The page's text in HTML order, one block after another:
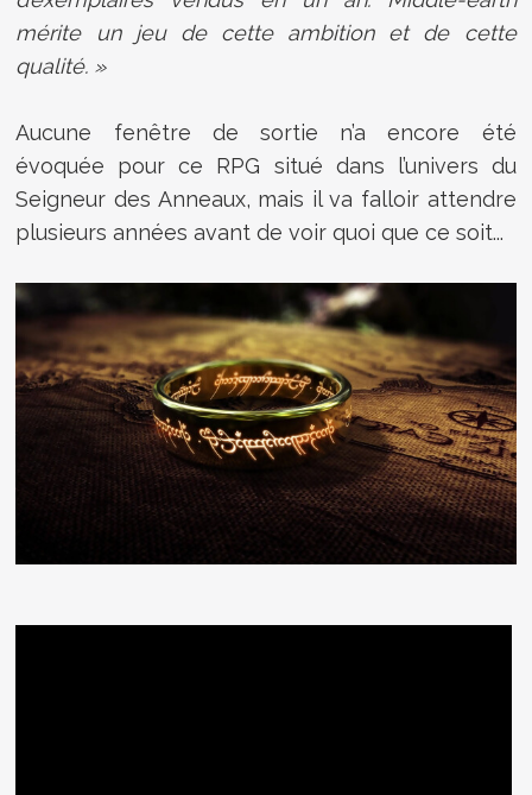
mérite un jeu de cette ambition et de cette
qualité. »
Aucune fenêtre de sortie n’a encore été
évoquée pour ce RPG situé dans l’univers du
Seigneur des Anneaux, mais il va falloir attendre
plusieurs années avant de voir quoi que ce soit...